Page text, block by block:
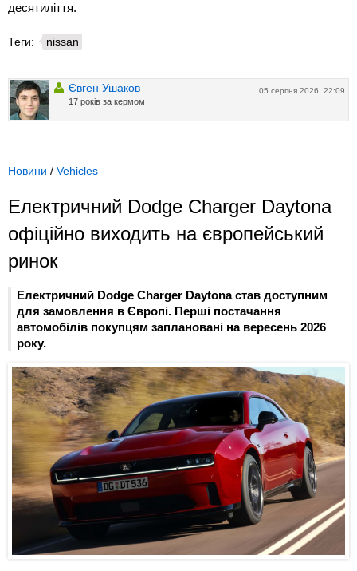
десятиліття.
Теги: nissan
05 серпня 2026, 22:09
Євген Ушаков
17 років за кермом
Новини / Vehicles
Електричний Dodge Charger Daytona
офіційно виходить на європейський
ринок
Електричний Dodge Charger Daytona став доступним
для замовлення в Європі. Перші постачання
автомобілів покупцям заплановані на вересень 2026
року.